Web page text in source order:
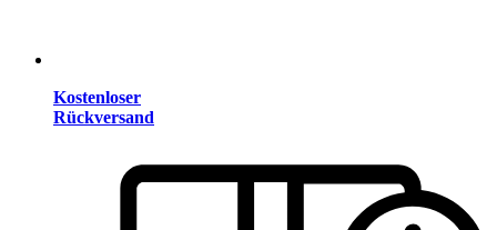
Kostenloser
Rückversand